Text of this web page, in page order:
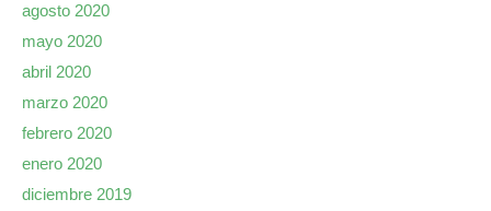
agosto 2020
mayo 2020
abril 2020
marzo 2020
febrero 2020
enero 2020
diciembre 2019